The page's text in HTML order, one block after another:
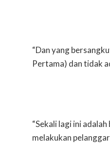
“Dan yang
Pertama) dan tidak
“Sekali lagi ini
melakukan